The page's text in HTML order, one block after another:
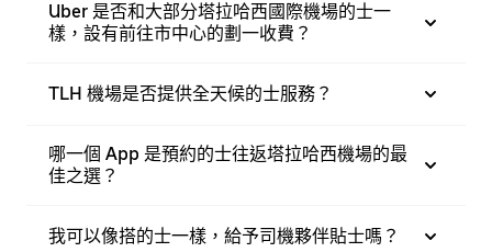
Uber 是否和大部分塔拉哈西國際機場的士一
樣，設有前往市中心的劃一收費？
TLH 機場是否提供全天候的士服務？
哪一個 App 是預約的士往返塔拉哈西機場的最
佳之選？
我可以像搭的士一樣，給予司機夥伴貼士嗎？